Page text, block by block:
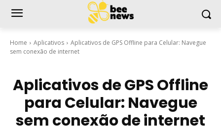
Home Aplicativos
Aplicativos de GPS Offline para Celular: Navegue
sem conexão de internet
Aplicativos de GPS Offline
para Celular: Navegue
sem conexão de internet